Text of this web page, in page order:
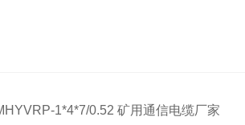
1*4*7/0.52 矿用通信电缆厂家